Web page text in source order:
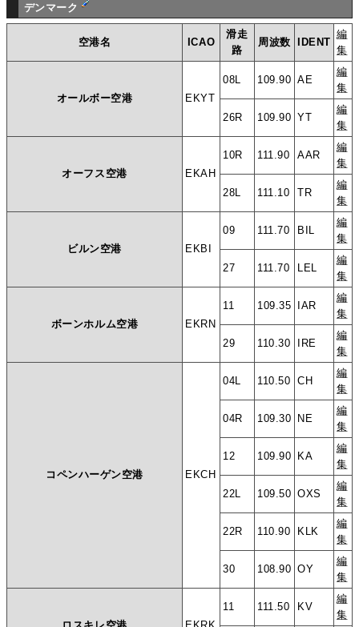
デンマーク
空港名 ICAO
滑走
路
周波数 IDENT
編
集
オールボー空港 EKYT
08L 109.90 AE
編
集
26R 109.90 YT
編
集
オーフス空港 EKAH
10R 111.90 AAR
編
集
28L 111.10 TR
編
集
ビルン空港 EKBI
09 111.70 BIL
編
集
27 111.70 LEL
編
集
ボーンホルム空港 EKRN
11 109.35 IAR
編
集
29 110.30 IRE
編
集
コペンハーゲン空港 EKCH
04L 110.50 CH
編
集
04R 109.30 NE
編
集
12 109.90 KA
編
集
22L 109.50 OXS
編
集
22R 110.90 KLK
編
集
30 108.90 OY
編
集
11 111.50 KV
編
集